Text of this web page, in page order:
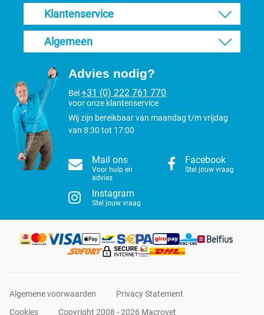
Klantenservice
Algemeen
Advies nodig?
Bel +31 (0) 222 761 770
voor onze klantenservice
Wij zijn bereikbaar van maandag t/m vrijdag
van 8:30 tot 17:00
Mail ons
Voor hulp en
advies
Facebook
Stel jouw vraag
Instagram
Stel jouw vraag
Algemene voorwaarden
Privacy Statement
Cookies
Copyright 2008 - 2026 Macrovet